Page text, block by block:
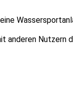
anderen